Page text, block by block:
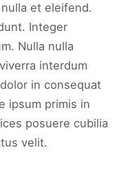
et eleifend.
Integer
Nulla nulla
interdum
in consequat
ipsum primis in
posuere cubilia
velit.